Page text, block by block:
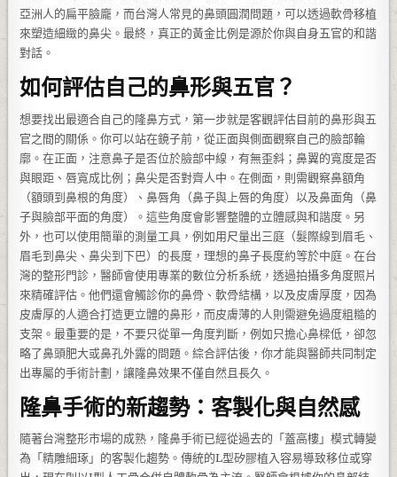
亞洲人的扁平臉龐，而台灣人常見的鼻頭圓潤問題，可以透過軟骨移植
來塑造細緻的鼻尖。最終，真正的黃金比例是源於你與自身五官的和諧
對話。
如何評估自己的鼻形與五官？
想要找出最適合自己的隆鼻方式，第一步就是客觀評估目前的鼻形與五
官之間的關係。你可以站在鏡子前，從正面與側面觀察自己的臉部輪
廓。在正面，注意鼻子是否位於臉部中線，有無歪斜；鼻翼的寬度是否
與眼距、唇寬成比例；鼻尖是否對齊人中。在側面，則需觀察鼻額角
（額頭到鼻根的角度）、鼻唇角（鼻子與上唇的角度）以及鼻面角（鼻
子與臉部平面的角度）。這些角度會影響整體的立體感與和諧度。另
外，也可以使用簡單的測量工具，例如用尺量出三庭（髮際線到眉毛、
眉毛到鼻尖、鼻尖到下巴）的長度，理想的鼻子長度約等於中庭。在台
灣的整形門診，醫師會使用專業的數位分析系統，透過拍攝多角度照片
來精確評估。他們還會觸診你的鼻骨、軟骨結構，以及皮膚厚度，因為
皮膚厚的人適合打造更立體的鼻形，而皮膚薄的人則需避免過度粗糙的
支架。最重要的是，不要只從單一角度判斷，例如只擔心鼻樑低，卻忽
略了鼻頭肥大或鼻孔外露的問題。綜合評估後，你才能與醫師共同制定
出專屬的手術計劃，讓隆鼻效果不僅自然且長久。
隆鼻手術的新趨勢：客製化與自然感
隨著台灣整形市場的成熟，隆鼻手術已經從過去的「蓋高樓」模式轉變
為「精雕細琢」的客製化趨勢。傳統的L型矽膠植入容易導致移位或穿